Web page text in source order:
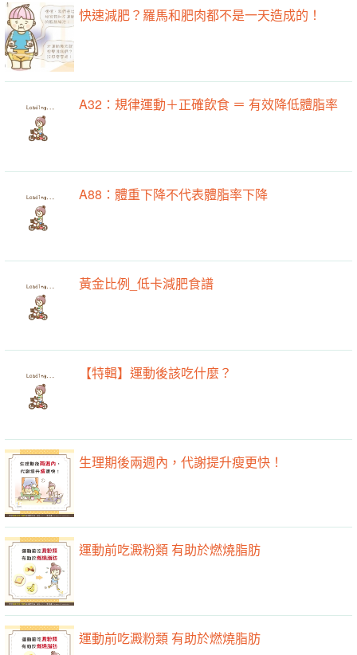
快速減肥？羅馬和肥肉都不是一天造成的！
A32：規律運動＋正確飲食 ＝ 有效降低體脂率
A88：體重下降不代表體脂率下降
黃金比例_低卡減肥食譜
【特輯】運動後該吃什麼？
生理期後兩週內，代謝提升瘦更快！
運動前吃澱粉類 有助於燃燒脂肪
運動前吃澱粉類 有助於燃燒脂肪